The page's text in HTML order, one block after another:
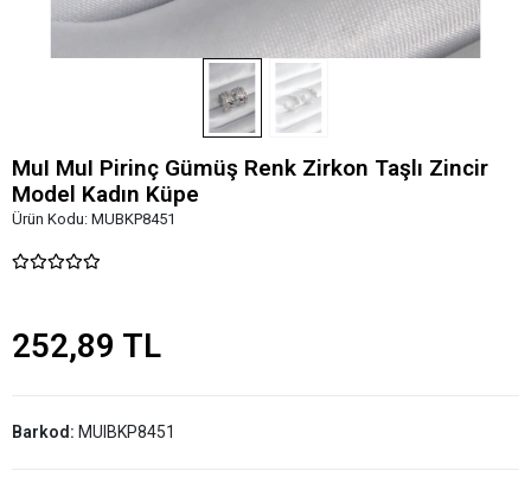
MuI MuI Pirinç Gümüş Renk Zirkon Taşlı Zincir
Model Kadın Küpe
Ürün Kodu: MUBKP8451
252,89 TL
Barkod: MUIBKP8451